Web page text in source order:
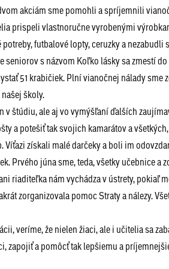
akciám sme pomohli a spríjemnili
prispeli vlastnoručne vyrobenými
futbalové lopty, ceruzky a
s názvom Koľko lásky sa zmestí
51 krabičiek. Plní vianočnej nálady sme
školy.
štúdiu, ale aj vo vymýšľaní ďalších
a potešiť tak svojich kamarátov a
získali malé darčeky a boli im
Prvého júna sme, teda, všetky učebnice a
riaditeľka nám vychádza v ústrety, pokiaľ
zorganizovala pomoc Straty a nálezy.
veríme, že nielen žiaci, ale i učitelia sa
zapojiť a pomôcť tak lepšiemu a